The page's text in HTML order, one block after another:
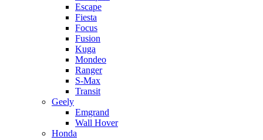
Escape
Fiesta
Focus
Fusion
Kuga
Mondeo
Ranger
S-Max
Transit
Geely
Emgrand
Wall Hover
Honda